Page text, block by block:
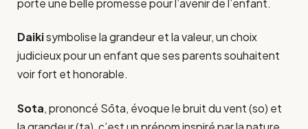
porte une belle promesse pour l’avenir de l’enfant.
Daikisymbolise la grandeur et la valeur, un choix
judicieux pour un enfant que ses parents souhaitent
voir fort et honorable.
Sota, prononcé Sōta, évoque le bruit du vent (so) et